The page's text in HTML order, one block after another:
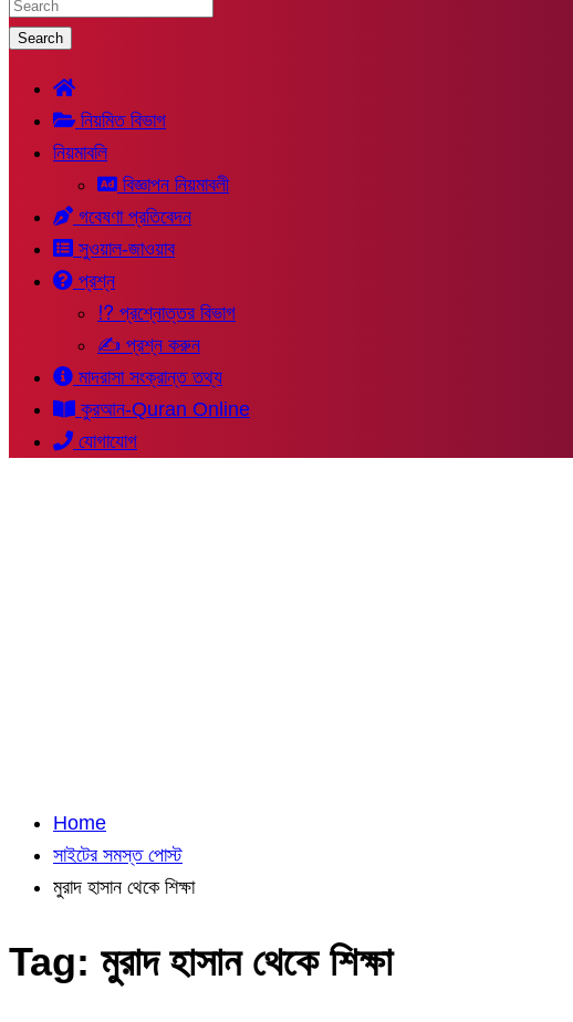
Search
নিয়মিত বিভাগ
নিয়মাবলি
বিজ্ঞাপন নিয়মাবলী
গবেষণা প্রতিবেদন
সুওয়াল-জাওয়াব
প্রশ্ন
⁉ প্রশ্নোত্তর বিভাগ
✍ প্রশ্ন করুন
মাদরাসা সংক্রান্ত তথ্য
কুরআন-Quran Online
যোগাযোগ
Home
সাইটের সমস্ত পোস্ট
মুরাদ হাসান থেকে শিক্ষা
Tag: মুরাদ হাসান থেকে শিক্ষা